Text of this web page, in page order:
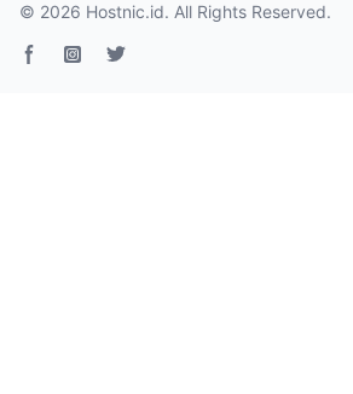
© 2026 Hostnic.id. All Rights Reserved.